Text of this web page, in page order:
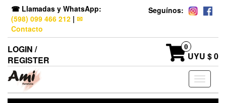
☎ Llamadas y WhatsApp:
(598) 099 466 212 | ✉
Contacto
Seguínos:
LOGIN /
REGISTER
0
UYU $ 0
Toggle